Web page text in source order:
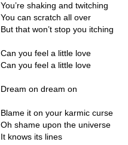
You’re shaking and twitching
You can scratch all over
But that won’t stop you itching
Can you feel a little love
Can you feel a little love
Dream on dream on
Blame it on your karmic curse
Oh shame upon the universe
It knows its lines